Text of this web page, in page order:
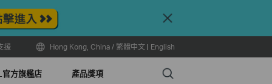
Close
援 Hong Kong, China / 繁體中文 | English
方旗艦店 產品獎項 Search